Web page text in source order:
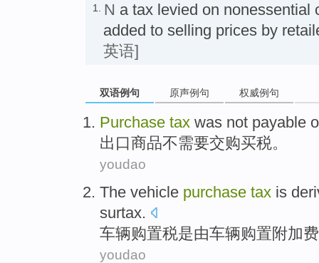
1. N a tax levied on nonessential
added to selling prices by
英语]
双语例句 原声例句 权威例句
Purchase tax was not payable
出口商品不需要交购买税。
youdao
The vehicle purchase tax is
surtax.
车辆购置税是由车辆购置附加
youdao